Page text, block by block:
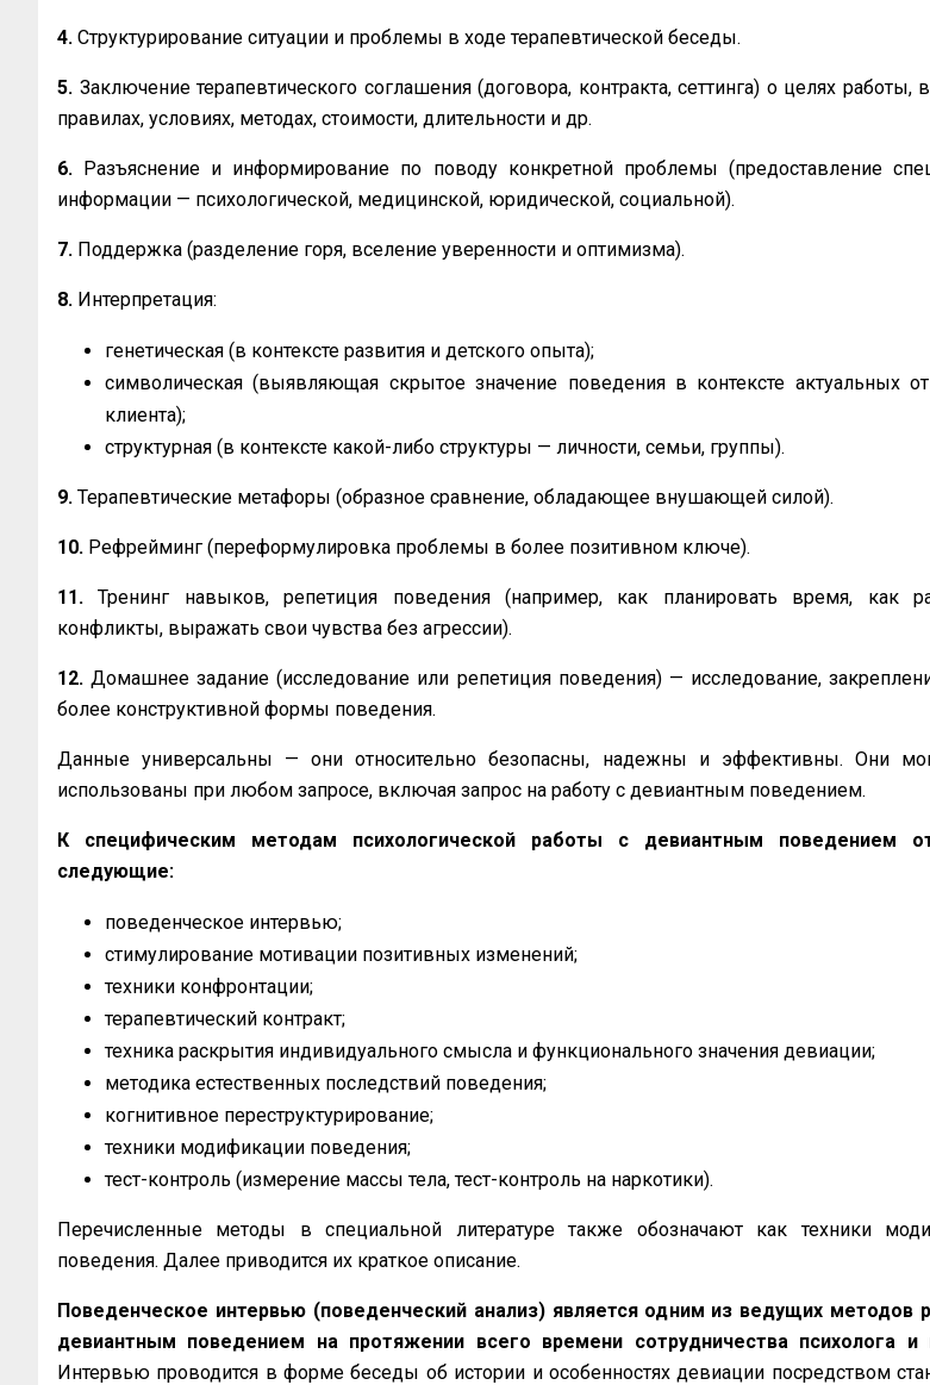
4. Структурирование ситуации и проблемы в ходе терапевтической беседы.
5. Заключение терапевтического соглашения (договора, контракта, сеттинга) о целях работы,
правилах, условиях, методах, стоимости, длительности и др.
6. Разъяснение и информирование по поводу конкретной проблемы (предоставление
информации — психологической, медицинской, юридической, социальной).
7. Поддержка (разделение горя, вселение уверенности и оптимизма).
8. Интерпретация:
генетическая (в контексте развития и детского опыта);
символическая (выявляющая скрытое значение поведения в контексте актуальных
клиента);
структурная (в контексте какой-либо структуры — личности, семьи, группы).
9. Терапевтические метафоры (образное сравнение, обладающее внушающей силой).
10. Рефрейминг (переформулировка проблемы в более позитивном ключе).
11.Тренинг навыков, репетиция поведения (например, как планировать время, как
конфликты, выражать свои чувства без агрессии).
12.Домашнее задание (исследование или репетиция поведения) — исследование,
более конструктивной формы поведения.
Данные универсальны — они относительно безопасны, надежны и эффективны. Они
использованы при любом запросе, включая запрос на работу с девиантным поведением.
К специфическим методам психологической работы с девиантным поведением
следующие:
поведенческое интервью;
стимулирование мотивации позитивных изменений;
техники конфронтации;
терапевтический контракт;
техника раскрытия индивидуального смысла и функционального значения девиации;
методика естественных последствий поведения;
когнитивное переструктурирование;
техники модификации поведения;
тест-контроль (измерение массы тела, тест-контроль на наркотики).
Перечисленные методы в специальной литературе также обозначают как техники
поведения. Далее приводится их краткое описание.
Поведенческое интервью (поведенческий анализ) является одним из ведущих методов
девиантным поведением на протяжении всего времени сотрудничества психолога и
Интервью проводится в форме беседы об истории и особенностях девиации посредством